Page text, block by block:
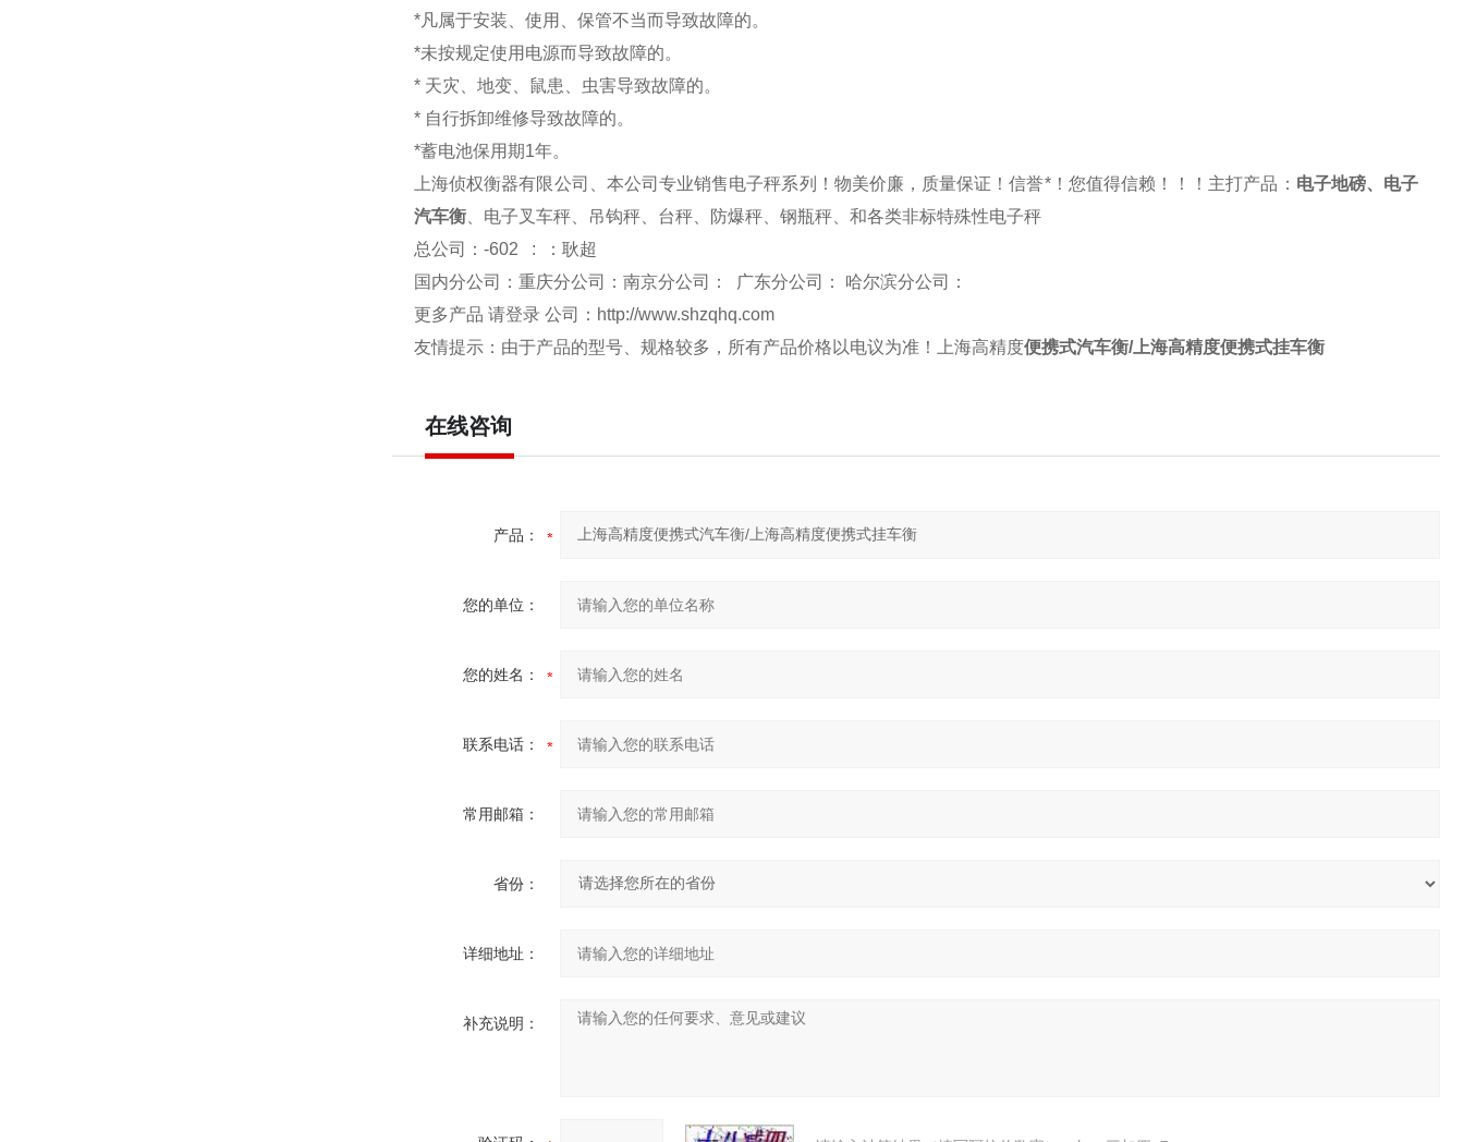
*凡属于安装、使用、保管不当而导致故障的。
*未按规定使用电源而导致故障的。
* 天灾、地变、鼠患、虫害导致故障的。
* 自行拆卸维修导致故障的。
*蓄电池保用期1年。
上海侦权衡器有限公司、本公司专业销售电子秤系列！物美价廉，质量保证！信誉*！您值得信赖！！！主打产品： 电子地磅、 电子
汽车衡 、电子叉车秤、吊钩秤、台秤、防爆秤、钢瓶秤、和各类非标特殊性电子秤
总公司
：-602 : ：耿超
国内分公司：重庆分公司：南京分公司： 广东分公司： 哈尔滨分公司：
更多产品 请登录 公司： http://www.shzqhq.com
友情提示：由于产品的型号、规格较多，所有产品价格以电议为准！
上海高精度便携式汽车衡/上海高精度便携式挂车衡
在线咨询
产品：
您的单位：
您的姓名：
联系电话：
常用邮箱：
省份：
详细地址：
补充说明：